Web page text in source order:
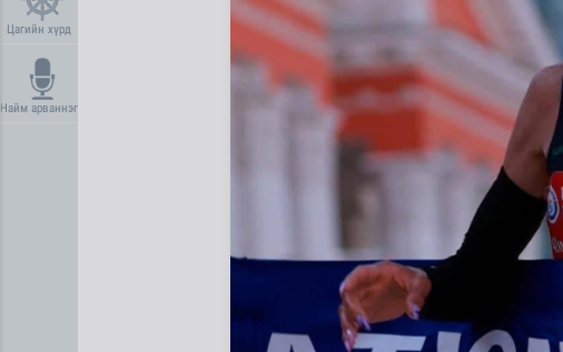
Цагийн хүрд
Найм арваннэг
Сүхбаатар суманд баригдаж буй 70